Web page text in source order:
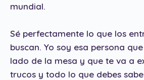
mundial.
Sé perfectamente lo que los
buscan. Yo soy esa persona
lado de la mesa y que te va a
trucos y todo lo que debes